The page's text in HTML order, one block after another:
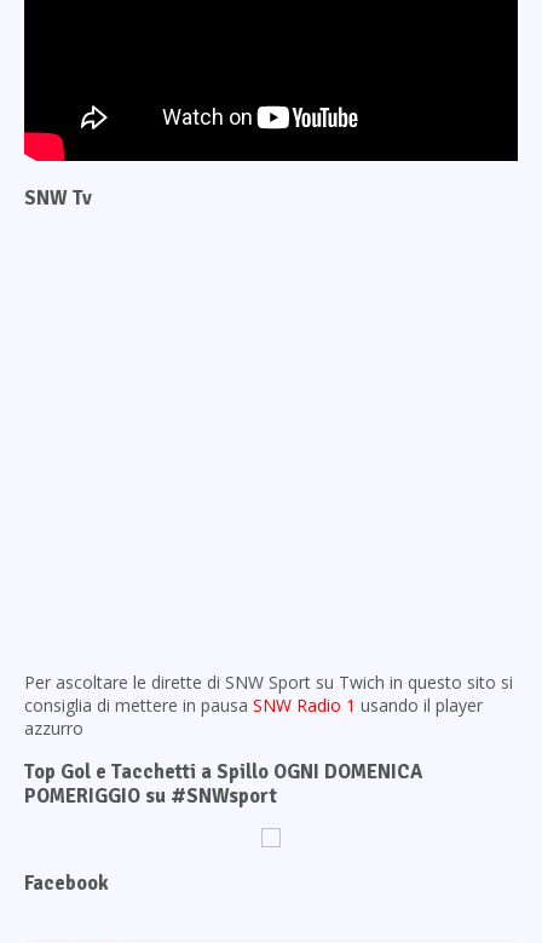
SNW Tv
Per ascoltare le dirette di SNW Sport su Twich in questo sito si
consiglia di mettere in pausa SNW Radio 1 usando il player
azzurro
Top Gol e Tacchetti a Spillo OGNI DOMENICA
POMERIGGIO su #SNWsport
Facebook